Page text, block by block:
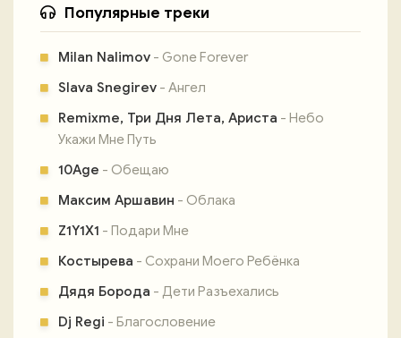
Популярные треки
Milan Nalimov - Gone Forever
Slava Snegirev - Ангел
Remixme, Три Дня Лета, Ариста - Небо
Укажи Мне Путь
10Age - Обещаю
Максим Аршавин - Облака
Z1Y1X1 - Подари Мне
Костырева - Сохрани Моего Ребёнка
Дядя Борода - Дети Разъехались
Dj Regi - Благословение